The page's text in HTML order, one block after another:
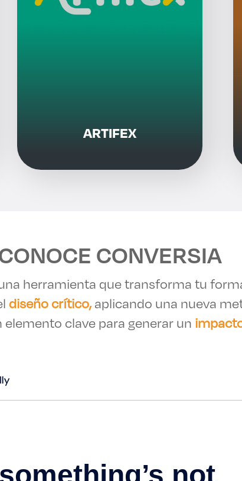
ARTIFEX
CONVERSIA
herramienta que transforma tu
diseño crítico,aplicando una nueva
clave para generar un